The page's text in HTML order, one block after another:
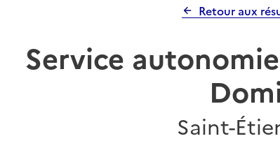
Retour aux
Service
Saint-